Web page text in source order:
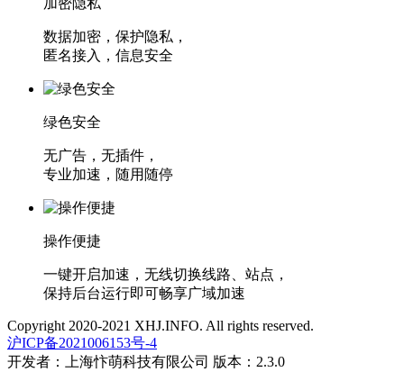
加密隐私
数据加密，保护隐私，
匿名接入，信息安全
绿色安全
无广告，无插件，
专业加速，随用随停
操作便捷
一键开启加速，无线切换线路、站点，
保持后台运行即可畅享广域加速
Copyright 2020-2021 XHJ.INFO. All rights reserved.
沪ICP备2021006153号-4
开发者：上海忭萌科技有限公司 版本：2.3.0